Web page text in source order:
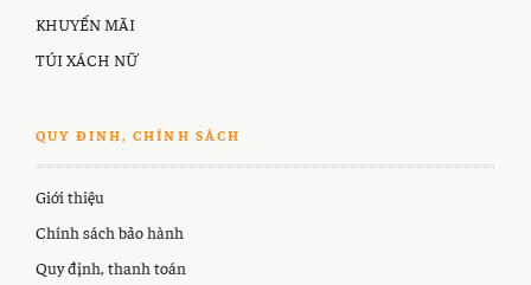
KHUYẾN MÃI
TÚI XÁCH NỮ
QUY ĐINH, CHÍNH SÁCH
Giới thiệu
Chính sách bảo hành
Quy định, thanh toán